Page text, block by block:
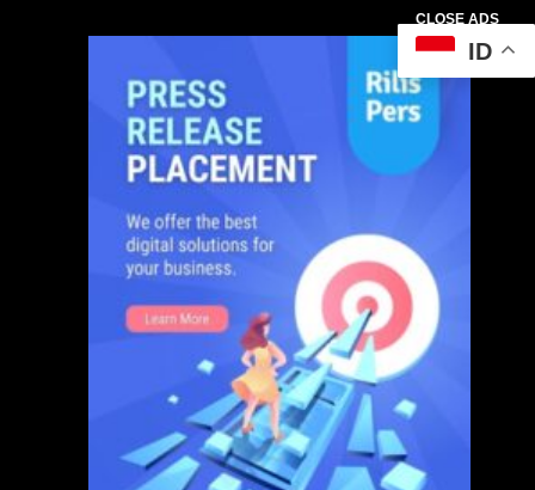
CLOSE ADS
ID